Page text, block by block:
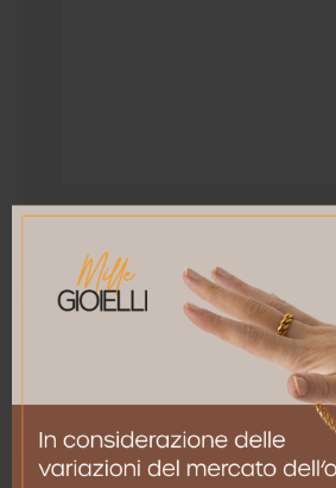
Nome*
Email*
Salva il mio nome, email e
browser per la prossima volta